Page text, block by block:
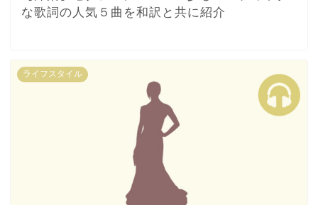
な歌詞の人気５曲を和訳と共に紹介
ライフスタイル